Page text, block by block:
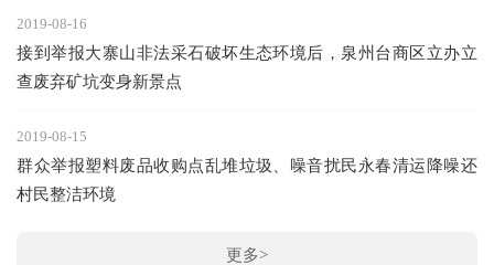
2019-08-16
接到举报大寨山非法采石破坏生态环境后，泉州台商区立办立
查废弃矿坑变身新景点
2019-08-15
群众举报塑料废品收购点乱堆垃圾、噪音扰民永春清运降噪还
村民整洁环境
更多>